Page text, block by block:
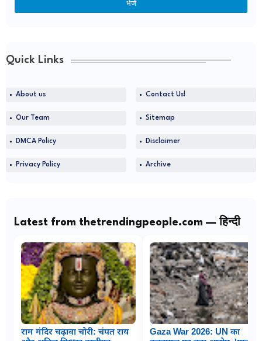
Quick Links
About us Contact Us!
Our Team Sitemap
DMCA Policy Disclaimer
Privacy Policy Archive
Latest from thetrendingpeople.com — हिन्दी
राम मंदिर चढ़ावा चोरी: चंपत राय
Gaza War 2026: UN का